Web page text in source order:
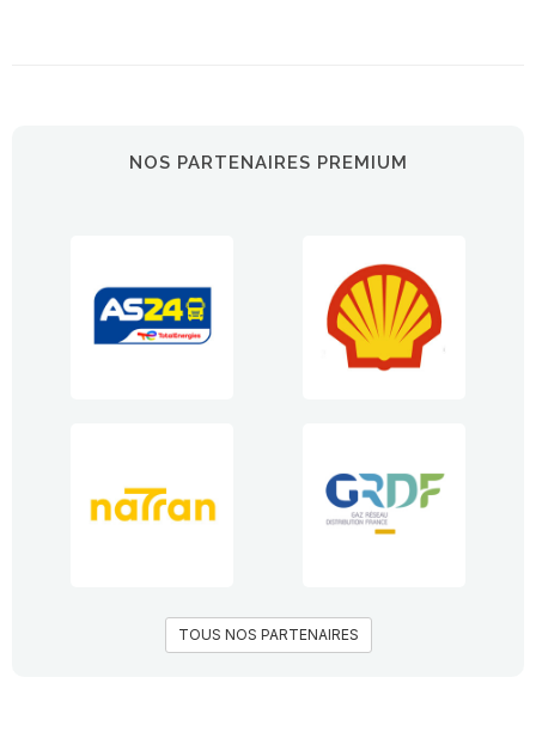
NOS PARTENAIRES PREMIUM
TOUS NOS PARTENAIRES